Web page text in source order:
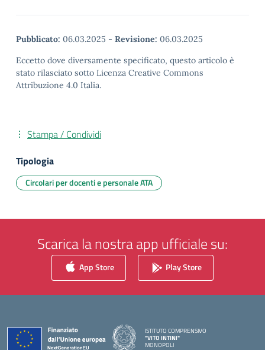
Pubblicato: 06.03.2025 - Revisione: 06.03.2025
Eccetto dove diversamente specificato, questo articolo è
stato rilasciato sotto Licenza Creative Commons
Attribuzione 4.0 Italia.
Stampa / Condividi
Tipologia
Circolari per docenti e personale ATA
Scarica la nostra app ufficiale su:
App Store Play Store
ISTITUTO COMPRENSIVO
"VITO INTINI"
MONOPOLI